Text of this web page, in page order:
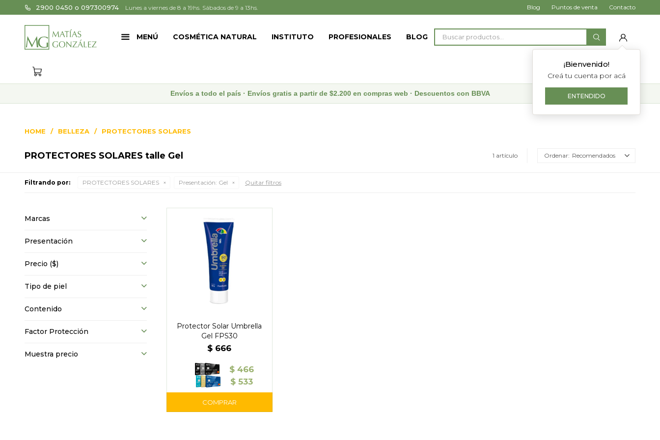
MENÚ COSMÉTICA NATURAL INSTITUTO PROFESIONALES BLOG
¡Bienvenido!
Creá tu cuenta por acá
ENTENDIDO
2900 0450 o 097300974 Lunes a viernes de 8 a 19hs. Sábados de 9 a 13hs. Blog Puntos de venta Contacto
Envíos a todo el país · Envíos gratis a partir de $2.200 en compras web · Descuentos con BBVA
HOME BELLEZA PROTECTORES SOLARES
PROTECTORES SOLARES talle Gel 1 artículo Recomendados
Filtrando por: PROTECTORES SOLARES Presentación: Gel Quitar filtros
Protector Solar Umbrella
Gel FPS30
$ 666
$ 466
$ 533
Marcas
Presentación
Precio ($)
Tipo de piel
Contenido
Factor Protección
Muestra precio